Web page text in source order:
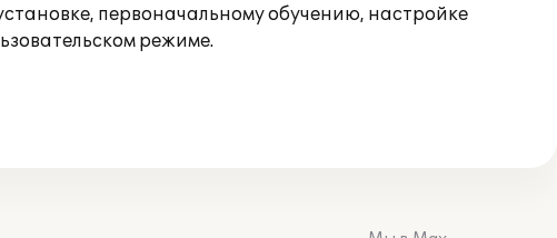
первоначальному обучению, настройке
режиме.